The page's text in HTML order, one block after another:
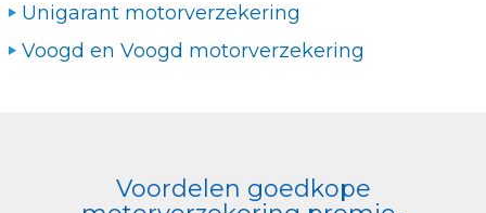
Unigarant motorverzekering
Voogd en Voogd motorverzekering
Voordelen goedkope